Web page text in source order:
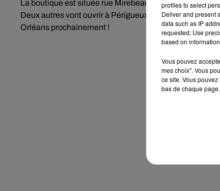
La boutique est située rue Mirebeau à Bourges. Elle
Deux autres vont ouvrir à Périgueux et Laval. Et
Orléans prochainement !
profiles to select
Deliver and present
data such as IP
requested; Use
based on
Vous pouvez
mes choix". Vous
ce site. Vous
bas de chaque page.